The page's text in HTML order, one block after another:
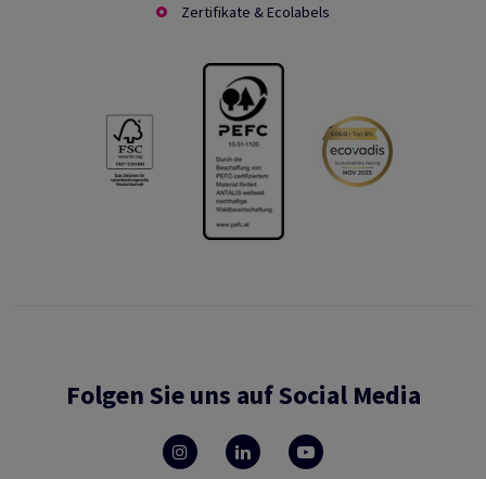
Zertifikate & Ecolabels
Folgen Sie uns auf Social Media